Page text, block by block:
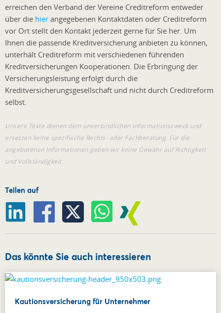
erreichen den Verband der Vereine Creditreform entweder
über die hier angegebenen Kontaktdaten oder Creditreform
vor Ort stellt den Kontakt jederzeit gerne für Sie her. Um
Ihnen die passende Kreditversicherung anbieten zu können,
unterhält Creditreform mit verschiedenen führenden
Kreditversicherungen Kooperationen. Die Erbringung der
Versicherungsleistung erfolgt durch die
Kreditversicherungsgesellschaft und nicht durch Creditreform
selbst.
Unsere Texte dienen dem unverbindlichen Informationszweck und
ersetzen keine spezifische Rechts- oder Fachberatung. Für die
angebotenen Informationen geben wir keine Gewähr auf Richtigkeit
und Vollständigkeit.
Teilen auf
Das könnte Sie auch interessieren
Kautionsversicherung für Unternehmer